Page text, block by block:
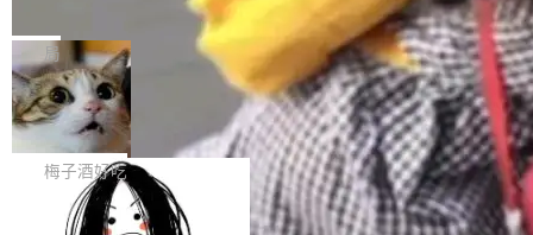
级应用，企业在规模化落地过程中，对安全性、
可控性和代码质量提出了更高要求。 首先是数据
安全与合规要求。对于大多数普通研发场景，公
有云模型能够满足快速试用和效率提升的需求。
但对于金融、能源、医疗等对数据安全要求较...
AI算力网关（AI创新平台）成功入选！ 随着各行
各业的Agent走向规模化建设，算力构成形态逐
渐丰富，用户关注的重点也在发生变化：不只是
让AI用起来，还要进一步看清混合算力时代下，
Token花在哪里、算力是否被充分利用，以及持
续增长的AI成本该如何优化。 深信服AI算力网关
正是围绕这些实际问题，从Token治理和成本治
理两个方面，让用户的每一份算力都看得清、管
束，一个实验室的开始
Google 员工编号 20。MapReduce 作者之一。
Bigtable 作者之一。TensorFlow 的作者之一。
Gemini 的架构师。Google 首席科学家。 Jeff D
ean 在 Google 工作了 27 年后，宣布离职。 他
不是一个人走。一同离开的还有 Sanjay Ghema
wat（Google 员工编号 23，Jeff Dean 二十多
年的编程搭档，MapReduce 和 Bigtable 的共同
作者）、Quoc Le（Google 大脑核心成员，Se
局
🔥 SolonCode v2026.8.4 发布：界面
字体可调、22 种语言、记忆搜索增强
打开终端就能上岗的全中文编码智能体，这一轮
把「看得清、用母语、记得住」三件事一次补
齐。 SolonCode 是什么 SolonCode 是杭州无
耳科技研发的企业级终端编码智能体——一位全
梅子酒好吃
让“代码语义理解”深度释放AI Coding